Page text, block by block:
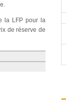
la LFP pour la
de réserve de